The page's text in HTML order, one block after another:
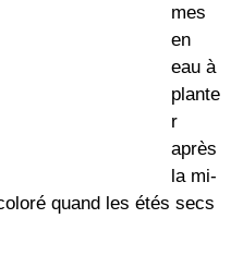
mes
en
eau à
plante
r
après
la mi-
quand les étés secs